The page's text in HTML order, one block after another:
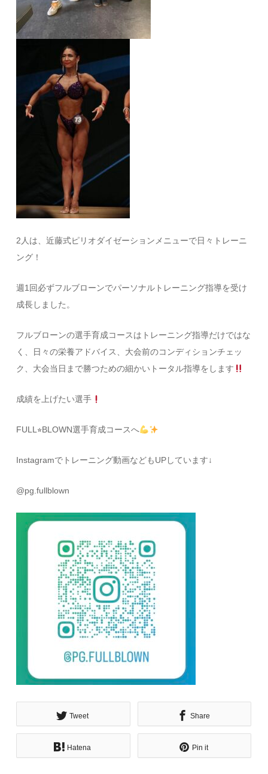
2人は、近藤式ピリオダイゼーションメニューで日々トレーニ
ング！
週1回必ずフルブローンでパーソナルトレーニング指導を受け
成長しました。
フルブローンの選手育成コースはトレーニング指導だけではな
く、日々の栄養アドバイス、大会前のコンディションチェッ
ク、大会当日まで勝つための細かいトータル指導をします
成績を上げたい選手
FULL⭐︎BLOWN選手育成コースへ
Instagramでトレーニング動画などもUPしています↓
@pg.fullblown
Tweet Share
Hatena Pin it